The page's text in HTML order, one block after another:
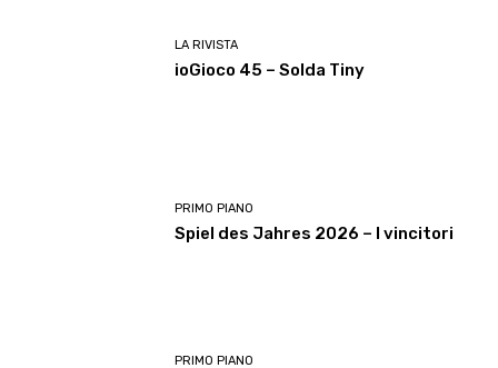
LA RIVISTA
ioGioco 45 – Solda Tiny
PRIMO PIANO
Spiel des Jahres 2026 – I vincitori
PRIMO PIANO